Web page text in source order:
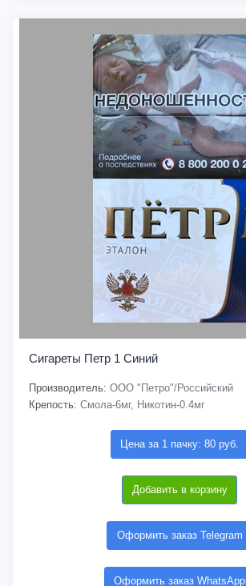
Сигареты Петр 1 Синий
Производитель: ООО "Петро"/Российский
Крепость: Смола-6мг, Никотин-0.4мг
Цена за 1 пачку: 80 руб.
Добавить в корзину
Оформить заказ Telegram
Оформить заказ WhatsApp